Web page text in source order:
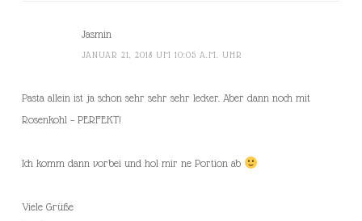
Jasmin
JANUAR 21, 2018 UM 10:05 A.M. UHR
Pasta allein ist ja schon sehr sehr sehr lecker. Aber dann noch mit
Rosenkohl – PERFEKT!
Ich komm dann vorbei und hol mir ne Portion ab
Viele Grüße